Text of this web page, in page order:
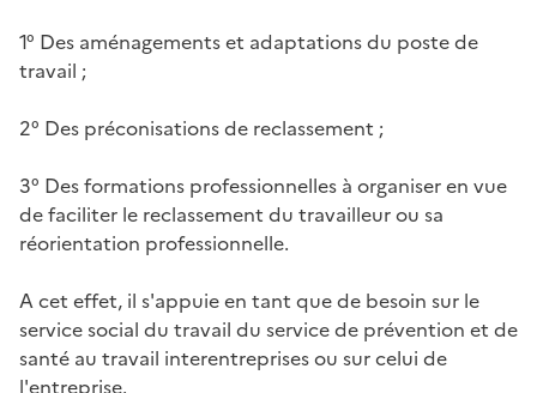
1° Des aménagements et adaptations du poste de
travail ;
2° Des préconisations de reclassement ;
3° Des formations professionnelles à organiser en vue
de faciliter le reclassement du travailleur ou sa
réorientation professionnelle.
A cet effet, il s'appuie en tant que de besoin sur le
service social du travail du service de prévention et de
santé au travail interentreprises ou sur celui de
l'entreprise.